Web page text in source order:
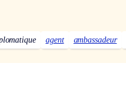
agent ambassadeur